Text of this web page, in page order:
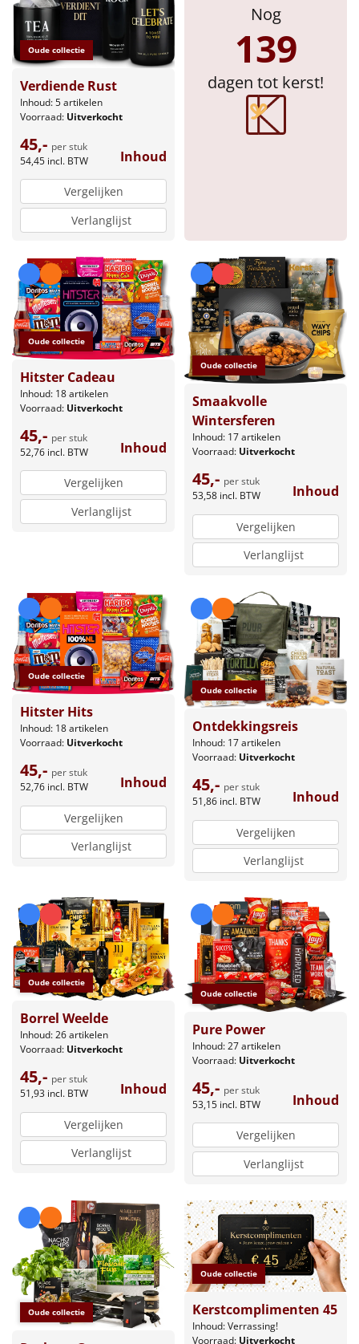
Kerstgeschenken 2026
Relatiegeschenken
Cadeaubon
Per stuk
Alle overige
Oude collectie
Verdiende Rust
Inhoud: 5 artikelen
Voorraad: Uitverkocht
45,- per stuk
54,45 incl. BTW Inhoud
Vergelijken
Verlanglijst
Nog
139
dagen tot kerst!
Oude collectie
Hitster Cadeau
Inhoud: 18 artikelen
Voorraad: Uitverkocht
45,- per stuk
52,76 incl. BTW Inhoud
Vergelijken
Verlanglijst
Oude collectie
Smaakvolle
Wintersferen
Inhoud: 17 artikelen
Voorraad: Uitverkocht
45,- per stuk
53,58 incl. BTW Inhoud
Vergelijken
Verlanglijst
Oude collectie
Hitster Hits
Inhoud: 18 artikelen
Voorraad: Uitverkocht
45,- per stuk
52,76 incl. BTW Inhoud
Vergelijken
Verlanglijst
Oude collectie
Ontdekkingsreis
Inhoud: 17 artikelen
Voorraad: Uitverkocht
45,- per stuk
51,86 incl. BTW Inhoud
Vergelijken
Verlanglijst
Oude collectie
Borrel Weelde
Inhoud: 26 artikelen
Voorraad: Uitverkocht
45,- per stuk
51,93 incl. BTW Inhoud
Vergelijken
Verlanglijst
Oude collectie
Pure Power
Inhoud: 27 artikelen
Voorraad: Uitverkocht
45,- per stuk
53,15 incl. BTW Inhoud
Vergelijken
Verlanglijst
Oude collectie
Oude collectie
Kerstcomplimenten 45
Inhoud: Verrassing!
Voorraad: Uitverkocht